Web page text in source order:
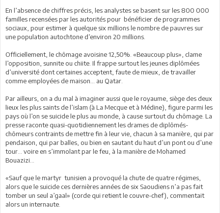
En l’absence de chiffres précis, les analystes se basent sur les 800 000
familles recensées par les autorités pour bénéficier de programmes
sociaux, pour estimer à quelque six millions le nombre de pauvres sur
une population autochtone d’environ 20 millions.
Officiellement, le chômage avoisine 12,50%. «Beaucoup plus», clame
l’opposition, sunnite ou chiite. Il frappe surtout les jeunes diplômées
d’université dont certaines acceptent, faute de mieux, de travailler
comme employées de maison… au Qatar.
Par ailleurs, on a du mal à imaginer aussi que le royaume, siège des deux
lieux les plus saints de l’islam (à La Mecque et à Médine), figure parmi les
pays où l’on se suicide le plus au monde, à cause surtout du chômage. La
presse raconte quasi-quotidiennement les drames de diplômés-
chômeurs contraints de mettre fin à leur vie, chacun à sa manière, qui par
pendaison, qui par balles, ou bien en sautant du haut d’un pont ou d’une
tour... voire en s’immolant par le feu, à la manière de Mohamed
Bouazizi…
«Sauf que le martyr tunisien a provoqué la chute de quatre régimes,
alors que le suicide ces dernières années de six Saoudiens n’a pas fait
tomber un seul a’gaal» (corde qui retient le couvre-chef), commentait
alors un internaute.